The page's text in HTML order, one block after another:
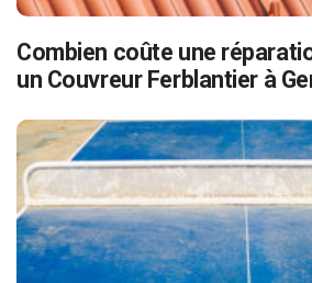
Combien coûte une
un Couvreur Ferblantier à